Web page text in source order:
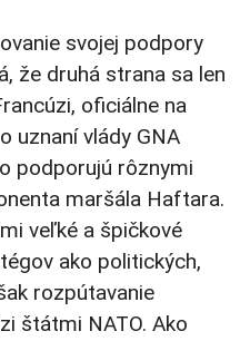
svojej podpory
že druhá strana sa len
oficiálne na
uznaní vlády GNA
podporujú rôznymi
maršála Haftara.
veľké a špičkové
ako politických,
rozpútavanie
štátmi NATO. Ako